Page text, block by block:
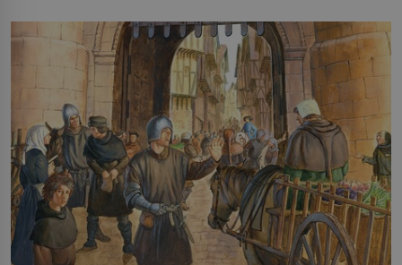
pře hned několik latinskoamerických zemí a k tomu
Francie, kde se traduje,